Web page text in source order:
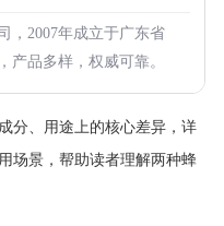
，2007年成立于广东省
产品多样，权威可靠。
分、用途上的核心差异，详
场景，帮助读者理解两种蜂